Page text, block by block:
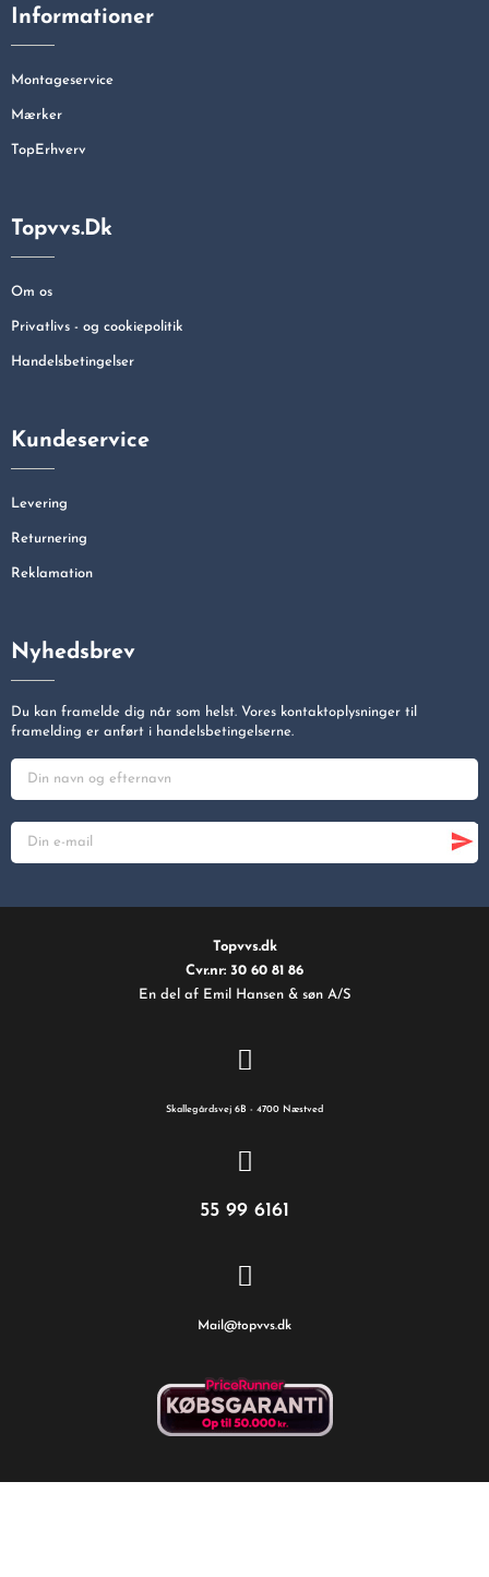
Informationer
Montageservice
Mærker
TopErhverv
Topvvs.dk
Om os
Privatlivs - og cookiepolitik
Handelsbetingelser
Kundeservice
Levering
Returnering
Reklamation
Nyhedsbrev
Du kan framelde dig når som helst. Vores kontaktoplysninger til
framelding er anført i handelsbetingelserne.
Topvvs.dk
Cvr.nr: 30 60 81 86
En del af Emil Hansen & søn A/S
Skallegårdsvej 6B - 4700 Næstved
55 99 6161
Mail@topvvs.dk